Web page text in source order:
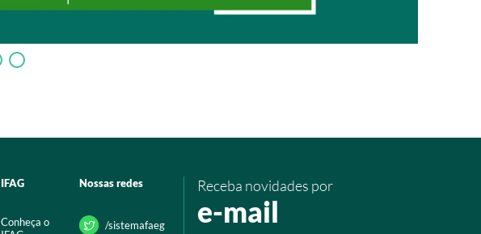
IFAG
Conheça o
Nossas redes
/sistemafaeg
Receba novidades por
e-mail